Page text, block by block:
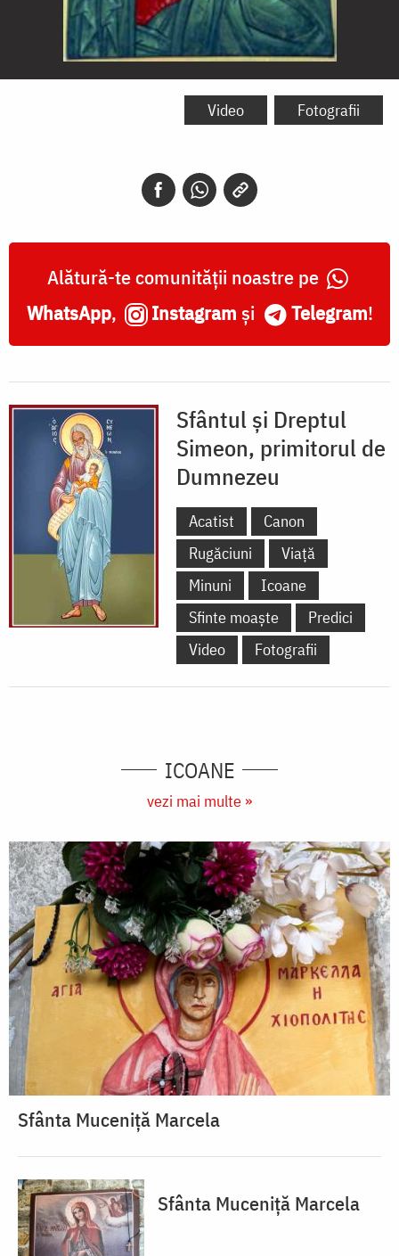
Sfântul
Video Fotografii
Alătură-te comunității noastre pe
WhatsApp, Instagram și Telegram!
Sfântul și Dreptul
Simeon, primitorul de
Dumnezeu
Acatist
Canon
Rugăciuni
Viață
Minuni
Icoane
Sfinte moaște
Predici
Video
Fotografii
ICOANE
vezi mai multe »
Sfânta Muceniță Marcela
Sfânta Muceniță Marcela